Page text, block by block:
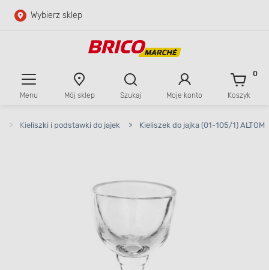
Przejdź do głównej zawartości
Wybierz sklep
Menu Mój sklep Szukaj Moje konto Koszyk
0
> Kieliszki i podstawki do jajek > Kieliszek do jajka (01-105/1) ALTOM